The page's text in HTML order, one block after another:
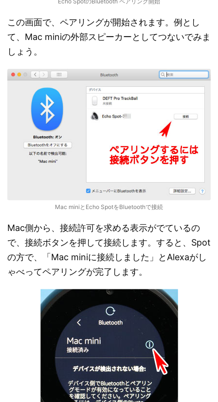
この画面で、ペアリングが開始されます。例とし
て、Mac miniの外部スピーカーとしてつないでみま
しょう。
Mac miniとEcho SpotをBluetoothで接続
Mac側から、接続許可を求める表示がでているの
で、接続ボタンを押して接続します。すると、Spot
の方で、「Mac miniに接続しました」とAlexaがし
ゃべってペアリングが完了します。